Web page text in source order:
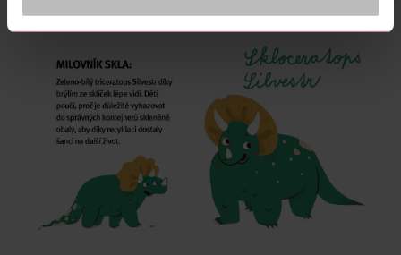
K provozu stránek, personalizaci obsahu a reklam, funkcí sociálních
médií, analýze návštěvnosti, které mohou nést osobní údaje.
prohlášení o ochraně osobních údajů.
Děkujeme za pochopení. >více o cookies